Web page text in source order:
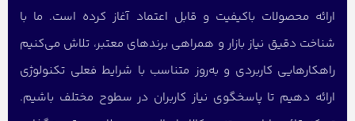
ارائه محصولات باکیفیت و قابل اعتماد آغاز کرده است. ما با
شناخت دقیق نیاز بازار و همراهی برندهای معتبر، تلاش می‌کنیم
راهکارهایی کاربردی و به‌روز متناسب با شرایط فعلی تکنولوژی
ارائه دهیم تا پاسخگوی نیاز کاربران در سطوح مختلف باشیم.